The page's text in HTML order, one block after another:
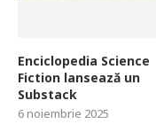
Enciclopedia Science
Fiction lansează un
Substack
6 noiembrie 2025